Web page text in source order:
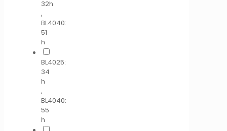
32h
,
BL4040:
51
h
BL4025:
34
h
,
BL4040:
55
h